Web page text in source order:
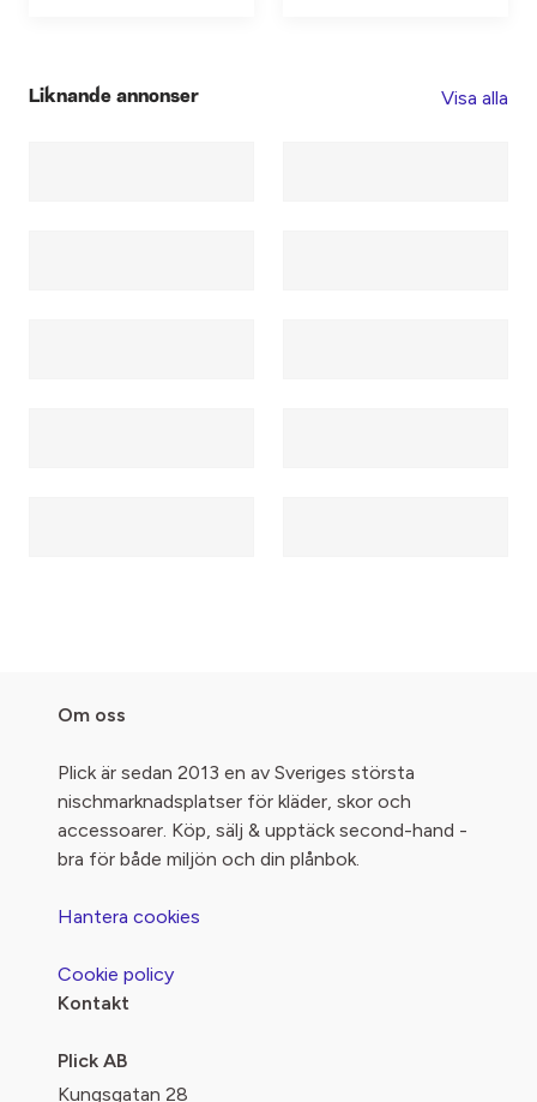
Liknande annonser Visa alla
Om oss
Plick är sedan 2013 en av Sveriges största
nischmarknadsplatser för kläder, skor och
accessoarer. Köp, sälj & upptäck second-hand -
bra för både miljön och din plånbok.
Hantera cookies
Cookie policy
Kontakt
Plick AB
Kungsgatan 28